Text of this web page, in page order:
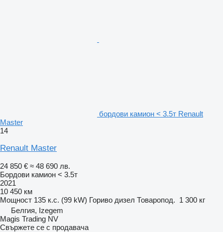
бордови камион < 3.5т Renault
Master
14
Renault Master
24 850 € ≈ 48 690 лв.
Бордови камион < 3.5т
2021
10 450 км
Мощност 135 к.с. (99 kW) Гориво дизел Товаропод. 1 300 кг
Белгия, Izegem
Magis Trading NV
Свържете се с продавача